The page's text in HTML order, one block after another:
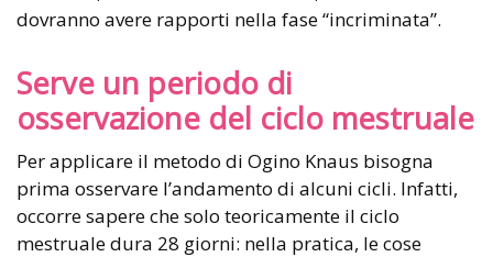
dovranno avere rapporti nella fase “incriminata”.
Serve un periodo di
osservazione del ciclo mestruale
Per applicare il metodo di Ogino Knaus bisogna
prima osservare l’andamento di alcuni cicli. Infatti,
occorre sapere che solo teoricamente il ciclo
mestruale dura 28 giorni: nella pratica, le cose